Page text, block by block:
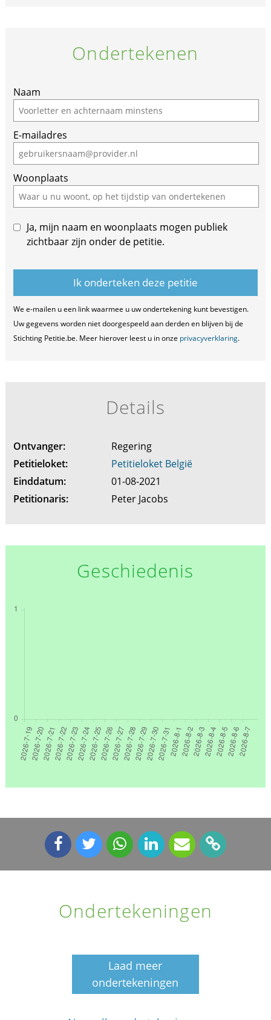
Ondertekenen
If
you
are
a
human,
ignore
this
field
Naam
E-mailadres
Woonplaats
Ja, mijn naam en woonplaats mogen publiek
zichtbaar zijn onder de petitie.
We e-mailen u een link waarmee u uw ondertekening kunt bevestigen.
Uw gegevens worden niet doorgespeeld aan derden en blijven bij de
Stichting Petitie.be. Meer hierover leest u in onze privacyverklaring.
Details
Ontvanger:
Regering
Petitieloket:
Petitieloket België
Einddatum:
01-08-2021
Petitionaris:
Peter Jacobs
Geschiedenis
Ondertekeningen
Laad meer
ondertekeningen